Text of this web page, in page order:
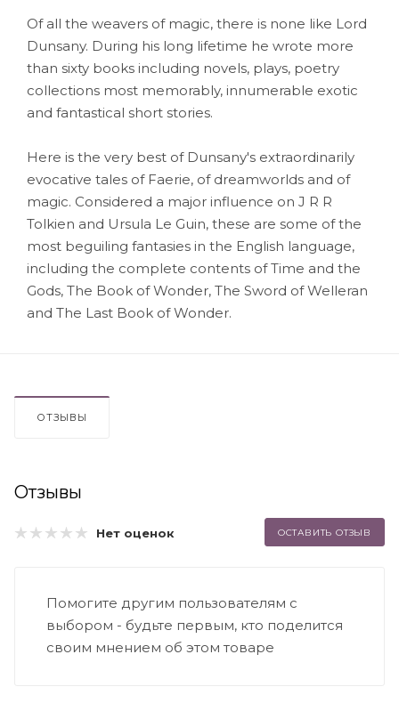
Of all the weavers of magic, there is none like Lord
Dunsany. During his long lifetime he wrote more
than sixty books including novels, plays, poetry
collections most memorably, innumerable exotic
and fantastical short stories.
Here is the very best of Dunsany's extraordinarily
evocative tales of Faerie, of dreamworlds and of
magic. Considered a major influence on J R R
Tolkien and Ursula Le Guin, these are some of the
most beguiling fantasies in the English language,
including the complete contents of Time and the
Gods, The Book of Wonder, The Sword of Welleran
and The Last Book of Wonder.
ОТЗЫВЫ
Отзывы
Нет оценок ОСТАВИТЬ ОТЗЫВ
Помогите другим пользователям с
выбором - будьте первым, кто поделится
своим мнением об этом товаре